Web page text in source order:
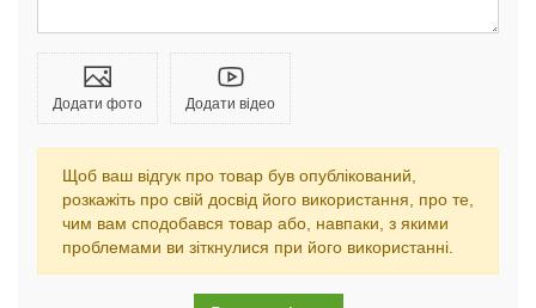
Додати фото Додати відео
Щоб ваш відгук про товар був опублікований,
розкажіть про свій досвід його використання, про те,
чим вам сподобався товар або, навпаки, з якими
проблемами ви зіткнулися при його використанні.